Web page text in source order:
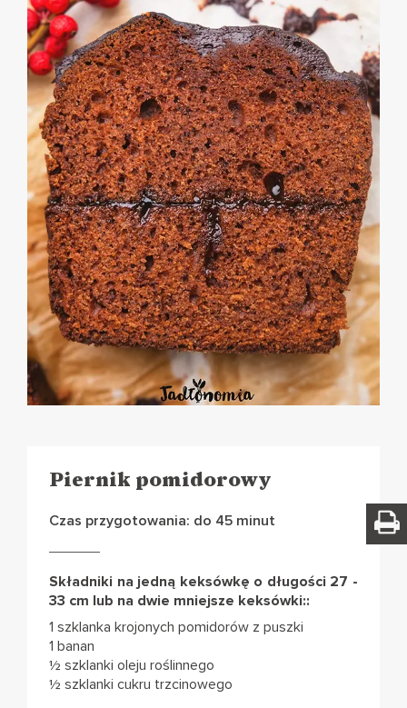
Piernik pomidorowy
Czas przygotowania: do 45 minut
Składniki na jedną keksówkę o długości 27 -
33 cm lub na dwie mniejsze keksówki::
1 szklanka krojonych pomidorów z puszki
1 banan
½ szklanki oleju roślinnego
½ szklanki cukru trzcinowego